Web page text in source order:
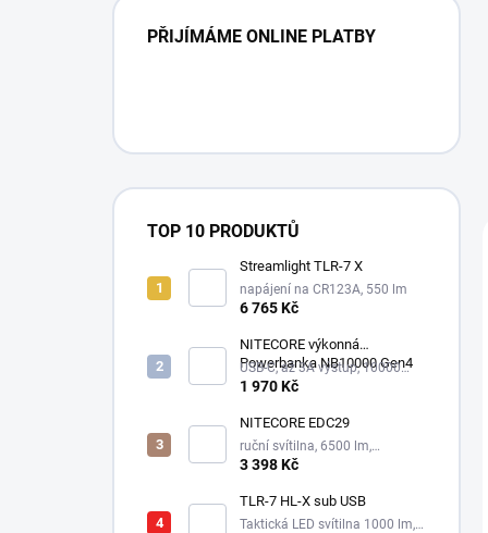
PŘIJÍMÁME ONLINE PLATBY
TOP 10 PRODUKTŮ
Streamlight TLR-7 X
napájení na CR123A, 550 lm
6 765 Kč
NITECORE výkonná
Powerbanka NB10000 Gen4
USB-C, až 3A výstup, 10000
mAh
1 970 Kč
NITECORE EDC29
ruční svítilna, 6500 lm,
integrovaný aku 2500 mAh
3 398 Kč
TLR-7 HL-X sub USB
Taktická LED svítilna 1000 lm,